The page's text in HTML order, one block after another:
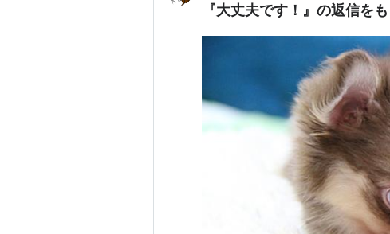
『大丈夫です！』の返信をも